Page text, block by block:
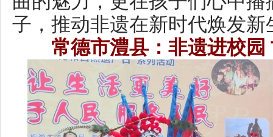
近日，常德市澧县2026年“文
日”非遗进校园活动走进澧州翊
展演环节，500名学生在雄浑
声中，踏着铿锵节奏，将传统劳